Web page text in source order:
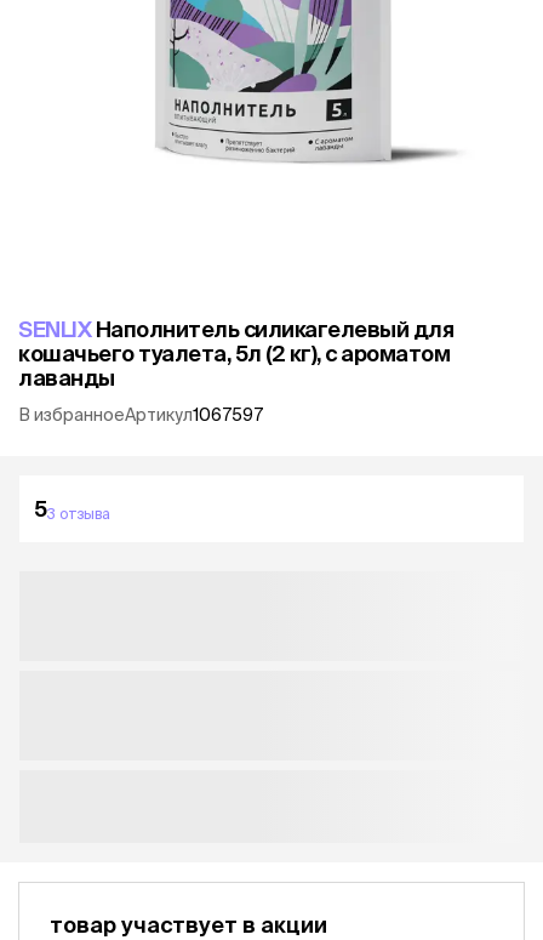
SENLIXНаполнитель силикагелевый для
кошачьего туалета, 5л (2 кг), с ароматом
лаванды
В избранноеАртикул1067597
53 отзыва
товар участвует в акции